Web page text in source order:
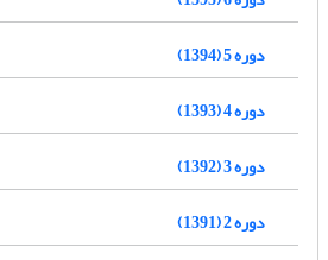
دوره 5 (1394)
دوره 4 (1393)
دوره 3 (1392)
دوره 2 (1391)